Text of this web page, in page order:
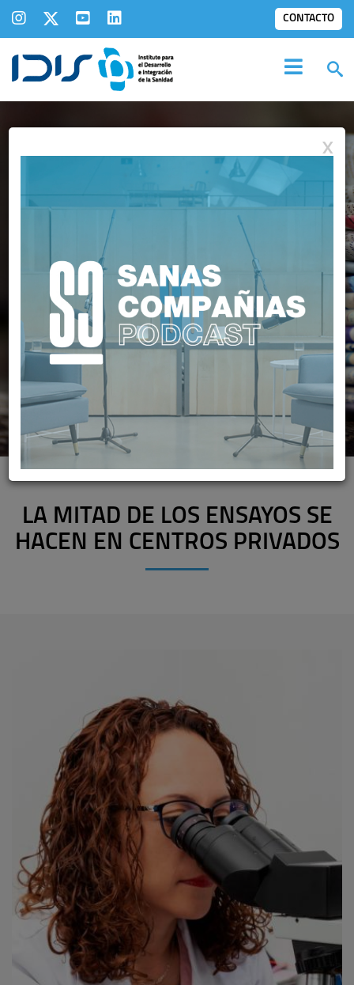
CONTACTO
IDIS EN LOSMEDIOS
LA MITAD DE LOS ENSAYOS SE
HACEN EN CENTROS PRIVADOS
X